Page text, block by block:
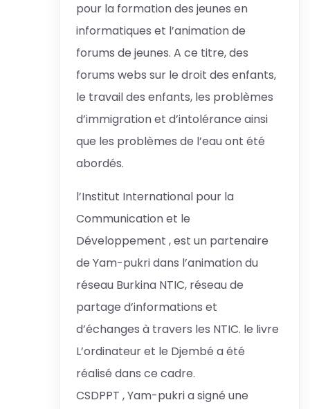
pour la formation des jeunes en
informatiques et l’animation de
forums de jeunes. A ce titre, des
forums webs sur le droit des enfants,
le travail des enfants, les problèmes
d’immigration et d’intolérance ainsi
que les problèmes de l’eau ont été
abordés.
l’Institut International pour la
Communication et le
Développement , est un partenaire
de Yam-pukri dans l’animation du
réseau Burkina NTIC, réseau de
partage d’informations et
d’échanges à travers les NTIC. le livre
L’ordinateur et le Djembé a été
réalisé dans ce cadre.
CSDPPT , Yam-pukri a signé une